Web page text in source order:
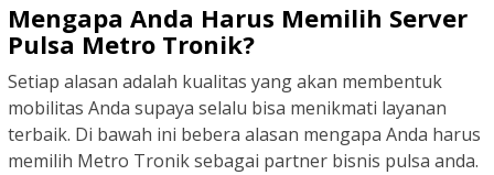
Mengapa Anda Harus Memilih Server
Pulsa Metro Tronik?
Setiap alasan adalah kualitas yang akan membentuk
mobilitas Anda supaya selalu bisa menikmati layanan
terbaik. Di bawah ini bebera alasan mengapa Anda harus
memilih Metro Tronik sebagai partner bisnis pulsa anda.